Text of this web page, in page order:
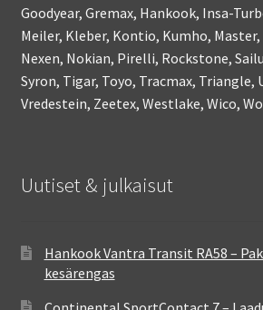
Goodyear, Gremax, Hankook, Insa-
Meiler, Kleber, Kontio, Kumho,
Nexen, Nokian, Pirelli, Rockstone,
Syron, Tigar, Toyo, Tracmax, Triangle,
Vredestein, Zeetex, Westlake, Wico,
Uutiset & julkaisut
Hankook Vantra Transit RA58 –
kesärengas